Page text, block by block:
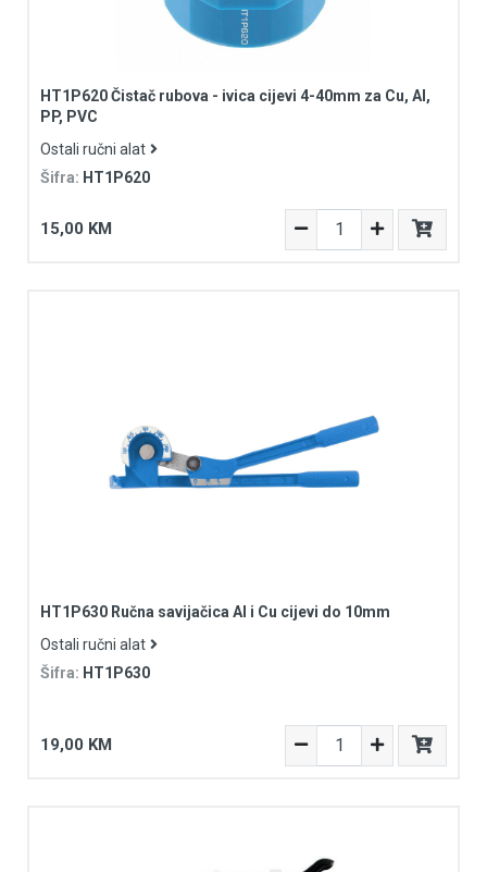
HT1P620 Čistač rubova - ivica cijevi 4-40mm za Cu, Al,
PP, PVC
Ostali ručni alat
Šifra: HT1P620
15,00 KM
HT1P630 Ručna savijačica Al i Cu cijevi do 10mm
Ostali ručni alat
Šifra: HT1P630
19,00 KM